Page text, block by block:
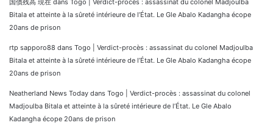
Bitala et atteinte à la sûreté intérieure de l’État. Le Gle Abalo Kadangha écope
20ans de prison
rtp sapporo88 dans Togo | Verdict-procès : assassinat du colonel Madjoulba
Bitala et atteinte à la sûreté intérieure de l’État. Le Gle Abalo Kadangha écope
20ans de prison
Neatherland News Today dans Togo | Verdict-procès : assassinat du colonel
Madjoulba Bitala et atteinte à la sûreté intérieure de l’État. Le Gle Abalo
Kadangha écope 20ans de prison